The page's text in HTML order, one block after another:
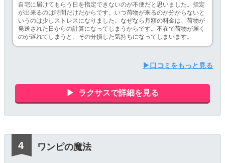
自宅に届けてもらう日を指定できないのが不便だと思いました。指定
が出来るのは時間だけだからです。いつ荷物が来るのか分からないと
いうのは少しストレスになりました。なぜなら月額の料金は、荷物が
発送された日からの計算になってしまうからです。不在で荷物が届く
のが遅れてしまうと、その分損した気持ちになってしまいます。
▶口コミをもっと見る
ラクサスで詳細を見る
ワンピの魔法